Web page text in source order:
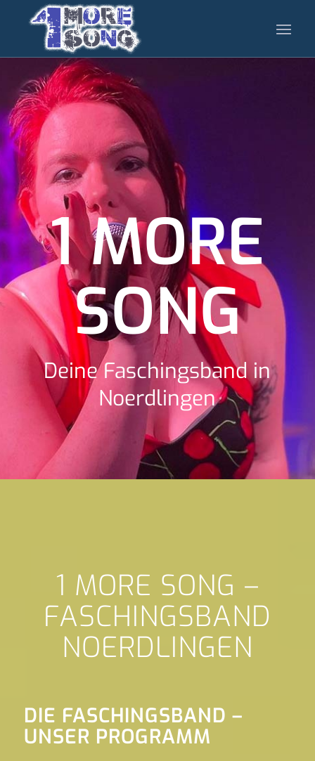
1 MORE
SONG
Deine Faschingsband in
Noerdlingen
1 MORE SONG –
FASCHINGSBAND
NOERDLINGEN
DIE FASCHINGSBAND –
UNSER PROGRAMM